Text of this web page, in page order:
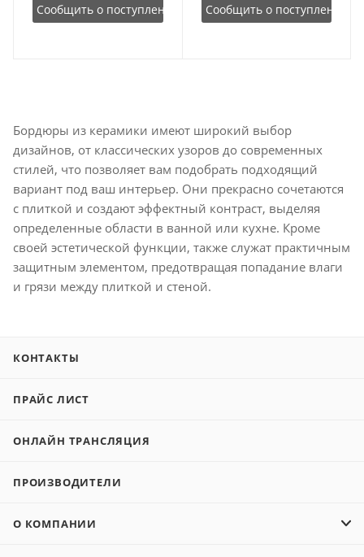
Сообщить о поступлении Сообщить о поступлении
Бордюры из керамики имеют широкий выбор
дизайнов, от классических узоров до современных
стилей, что позволяет вам подобрать подходящий
вариант под ваш интерьер. Они прекрасно сочетаются
с плиткой и создают эффектный контраст, выделяя
определенные области в ванной или кухне. Кроме
своей эстетической функции, также служат практичным
защитным элементом, предотвращая попадание влаги
и грязи между плиткой и стеной.
КОНТАКТЫ
ПРАЙС ЛИСТ
ОНЛАЙН ТРАНСЛЯЦИЯ
ПРОИЗВОДИТЕЛИ
О КОМПАНИИ